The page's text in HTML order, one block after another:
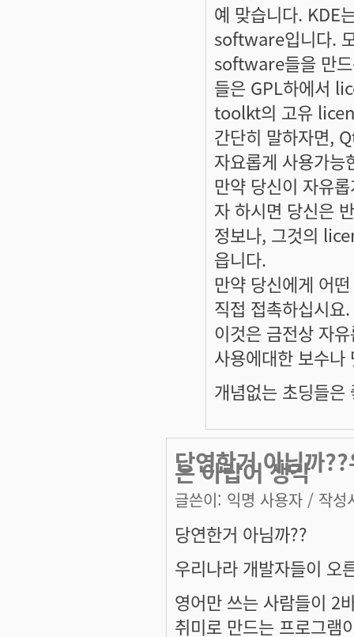
예 맞습니다.
software입니다.
software들을 만드
들은 GPL하에서
toolkt의 고유
간단히 말하자면,
자요롭게 사용가
만약 당신이 자유
자 하시면 당신은
정보나, 그것의
읍니다.
만약 당신에게 어
직접 접촉하십시요.
이것은 금전상 자
사용에대한 보수나
개념없는 초딩들
당연한거 아님까
는 아랍어 생각
글쓴이: 익명 사용자 / 작성
당연한거 아님까??
우리나라 개발자들이 오
영어만 쓰는 사람들이 2
취미로 만드는 프로그램